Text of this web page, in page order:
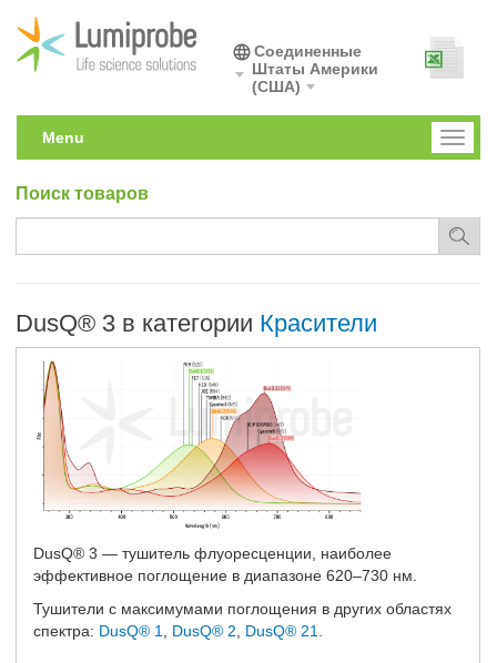
Соединенные
Штаты Америки
(США)
Toggle
Menu
Поиск товаров
DusQ® 3 в категории Красители
DusQ® 3 — тушитель флуоресценции, наиболее
эффективное поглощение в диапазоне 620–730 нм.
Тушители с максимумами поглощения в других областях
спектра: DusQ® 1 DusQ® 2 DusQ® 21